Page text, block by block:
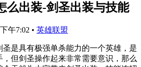
么出装-剑圣出装与技能
午7:02 • 英雄联盟
是具有极强单杀能力的一个英雄，是
但剑圣操作起来非常需要意识，那么